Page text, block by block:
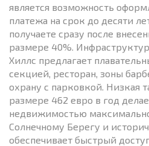
является возможность
платежа на срок до десяти
получаете сразу после
размере 40%.
Хиллс предлагает
секцией, ресторан, зоны
охрану с парковкой. Низкая
размере 462 евро в год
недвижимостью
Солнечному Берегу и
обеспечивает быстрый